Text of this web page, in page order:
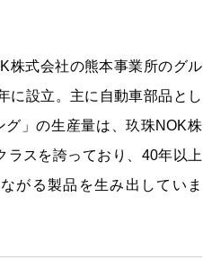
株式会社の熊本事業所のグル
に設立。主に自動車部品とし
グ」の生産量は、玖珠NOK株
ラスを誇っており、40年以上
がる製品を生み出していま